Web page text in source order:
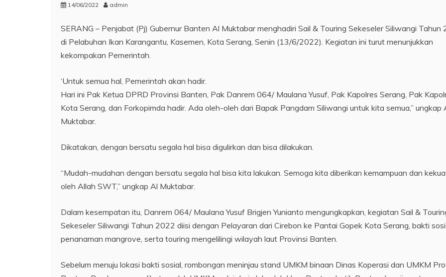
14/06/2022 admin
SERANG – Penjabat (Pj) Gubernur Banten Al Muktabar menghadiri Sail & Touring Sekeseler Siliwangi Tahun
di Pelabuhan Ikan Karangantu, Kasemen, Kota Serang, Senin (13/6/2022). Kegiatan ini turut menunjukkan
kekompakan Pemerintah.
‘Untuk semua hal, Pemerintah akan hadir.
Hari ini Pak Ketua DPRD Provinsi Banten, Pak Danrem 064/ Maulana Yusuf, Pak Kapolres Serang, Pak
Kota Serang, dan Forkopimda hadir. Ada oleh-oleh dari Bapak Pangdam Siliwangi untuk kita semua,” ungkap
Muktabar.
Dikatakan, dengan bersatu segala hal bisa digulirkan dan bisa dilakukan.
“Mudah-mudahan dengan bersatu segala hal bisa kita lakukan. Semoga kita diberikan kemampuan dan
oleh Allah SWT,” ungkap Al Muktabar.
Dalam kesempatan itu, Danrem 064/ Maulana Yusuf Brigjen Yunianto mengungkapkan, kegiatan Sail &
Sekeseler Siliwangi Tahun 2022 diisi dengan Pelayaran dari Cirebon ke Pantai Gopek Kota Serang, bakti
penanaman mangrove, serta touring mengelilingi wilayah laut Provinsi Banten.
Sebelum menuju lokasi bakti sosial, rombongan meninjau stand UMKM binaan Dinas Koperasi dan UMKM